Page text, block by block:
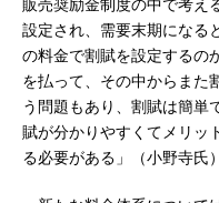
販売奨励金制度の中で考え
設定され、需要末期になる
の料金で割賦を設定するの
を払って、その中からまた
う問題もあり、割賦は簡単
賦が分かりやすくてメリッ
る必要がある」（小野寺氏）